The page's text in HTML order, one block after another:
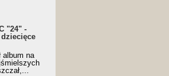
"24" -
album na